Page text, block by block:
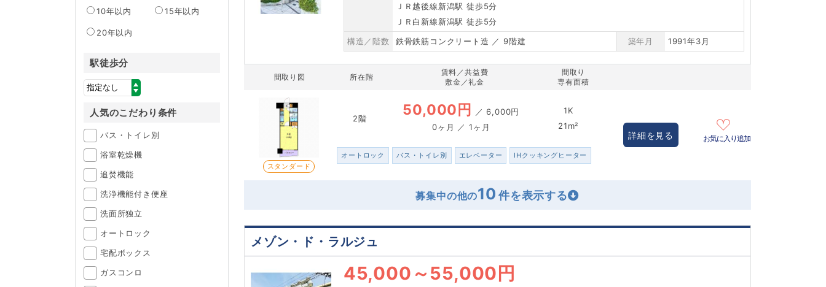
10年以内 15年以内
20年以内
駅徒歩分
人気のこだわり条件
バス・トイレ別
浴室乾燥機
追焚機能
洗浄機能付き便座
洗面所独立
オートロック
宅配ボックス
ガスコンロ
ＪＲ越後線新潟駅 徒歩5分
ＪＲ白新線新潟駅 徒歩5分
構造／階数
鉄骨鉄筋コンクリート造 ／ 9階建 築年月 1991年3月
間取り図 所在階
賃料／共益費
敷金／礼金
間取り
専有面積
スタンダード
2階 50,000円 ／6,000円
0ヶ月 ／ 1ヶ月
1K
21m²
オートロック バス・トイレ別 エレベーター IHクッキングヒーター
詳細を見る お気に入り追加
募集中の他の10
メゾン・ド・ラルジュ
45,000 ～55,000円